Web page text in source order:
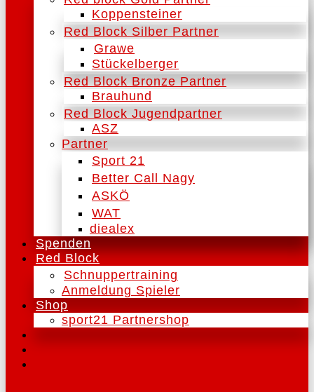
Koppensteiner
Red Block Silber Partner
Grawe
Stückelberger
Red Block Bronze Partner
Brauhund
Red Block Jugendpartner
ASZ
Partner
Sport 21
Better Call Nagy
ASKÖ
WAT
diealex
Spenden
Red Block
Schnuppertraining
Anmeldung Spieler
Shop
sport21 Partnershop